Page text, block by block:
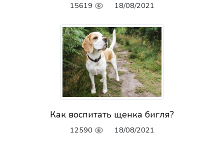
15619 18/08/2021
Как воспитать щенка бигля?
12590 18/08/2021